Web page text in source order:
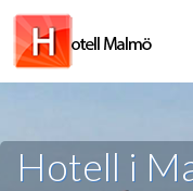
Hotell i